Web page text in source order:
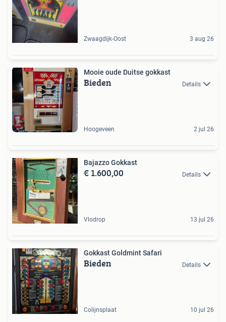
Zwaagdijk-Oost 3 aug 26
Mooie oude Duitse gokkast
Bieden Details
Hoogeveen 2 jul 26
Bajazzo Gokkast
€ 1.600,00 Details
Vlodrop 13 jul 26
Gokkast Goldmint Safari
Bieden Details
Colijnsplaat 10 jul 26